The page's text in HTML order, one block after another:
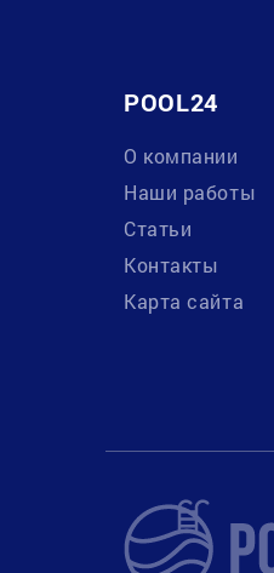
POOL24
О компании
Наши работы
Статьи
Контакты
Карта сайта